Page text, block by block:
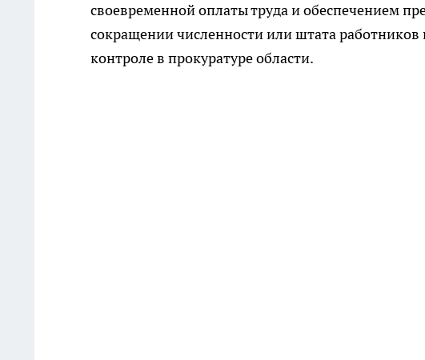
своевременной оплаты труда и обеспечением
сокращении численности или штата
контроле в прокуратуре области.